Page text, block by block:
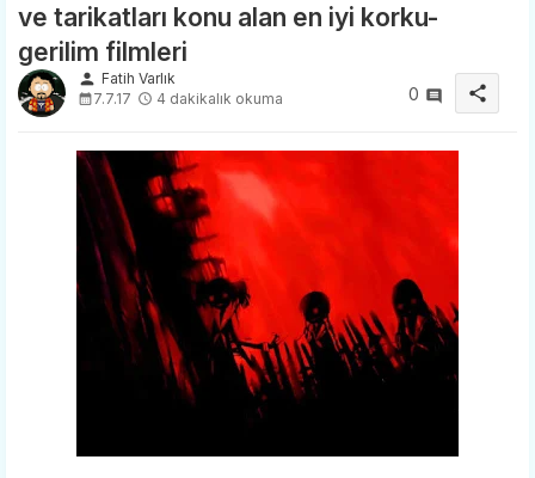
ve tarikatları konu alan en iyi korku-
gerilim filmleri
person Fatih Varlık
7.7.17
4 dakikalık okuma 0 share